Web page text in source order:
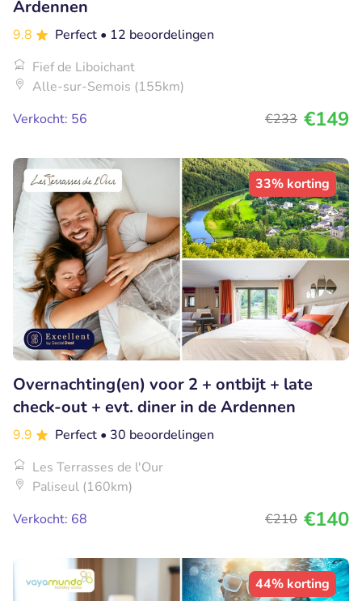
Ardennen
9.8 Perfect • 12 beoordelingen
Fief de Liboichant
Alle-sur-Semois (155km)
Verkocht: 56
€233 €149
33% korting
Overnachting(en) voor 2 + ontbijt + late
check-out + evt. diner in de Ardennen
9.9 Perfect • 30 beoordelingen
Les Terrasses de l'Our
Paliseul (160km)
Verkocht: 68
€210 €140
44% korting